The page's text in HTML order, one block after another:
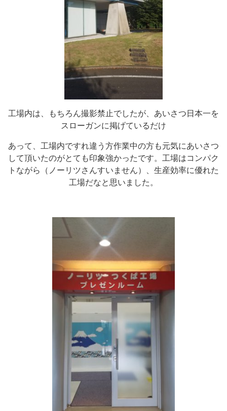
工場内は、もちろん撮影禁止でしたが、あいさつ日本一を
スローガンに掲げているだけ
あって、工場内ですれ違う方作業中の方も元気にあいさつ
して頂いたのがとても印象強かったです。工場はコンパク
トながら（ノーリツさんすいません）、生産効率に優れた
工場だなと思いました。